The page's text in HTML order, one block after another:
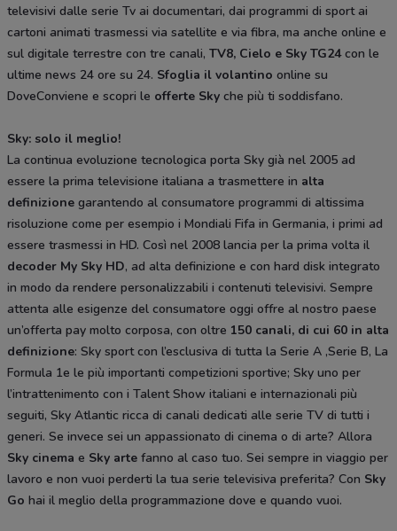
televisivi dalle serie Tv ai documentari, dai programmi di sport ai
cartoni animati trasmessi via satellite e via fibra, ma anche online e
sul digitale terrestre con tre canali, TV8, Cielo e Sky TG24con le
ultime news 24 ore su 24. Sfoglia il volantino online su
DoveConviene e scopri le offerte Sky che più ti soddisfano.
Sky: solo il meglio!
La continua evoluzione tecnologica porta Sky già nel 2005 ad
essere la prima televisione italiana a trasmettere in alta
definizione garantendo al consumatore programmi di altissima
risoluzione come per esempio i Mondiali Fifa in Germania, i primi ad
essere trasmessi in HD. Così nel 2008 lancia per la prima volta il
decoder My Sky HD, ad alta definizione e con hard disk integrato
in modo da rendere personalizzabili i contenuti televisivi. Sempre
attenta alle esigenze del consumatore oggi offre al nostro paese
un’offerta pay molto corposa, con oltre 150 canali, di cui 60 in alta
definizione: Sky sport con l’esclusiva di tutta la Serie A ,Serie B, La
Formula 1e le più importanti competizioni sportive; Sky uno per
l’intrattenimento con i Talent Show italiani e internazionali più
seguiti, Sky Atlantic ricca di canali dedicati alle serie TV di tutti i
generi. Se invece sei un appassionato di cinema o di arte? Allora
Sky cinema e Sky arte fanno al caso tuo. Sei sempre in viaggio per
lavoro e non vuoi perderti la tua serie televisiva preferita? Con Sky
Go hai il meglio della programmazione dove e quando vuoi.